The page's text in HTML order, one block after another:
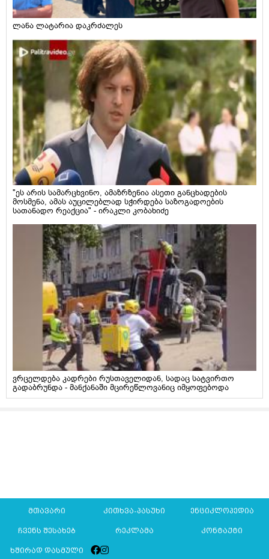
ლანა ლატარია დაკრძალეს
"ეს არის სამარცხვინო, ამაზრზენია ასეთი განცხადების
მოსმენა, ამას აუცილებლად სჭირდება საზოგადოების
სათანადო რეაქცია" - ირაკლი კობახიძე
ვრცელდება კადრები რუსთაველიდან, სადაც სატვირთო
გადაბრუნდა - მანქანაში მცირეწლოვანიც იმყოფებოდა
მთავარი კითხვა-პასუხი ენციკლოპედია
ჩვენს შესახებ რეკლამა კონტაქტი
ხშირად დასმული